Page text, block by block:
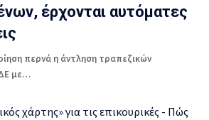
έρχονται αυτόματες
περνά η άντληση τραπεζικών
με…